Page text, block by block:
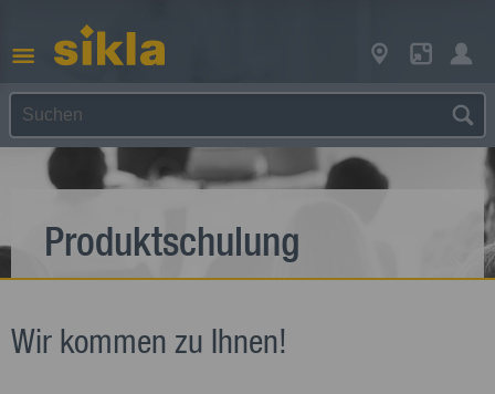
Produkt­schulung
Wir kommen zu Ihnen!